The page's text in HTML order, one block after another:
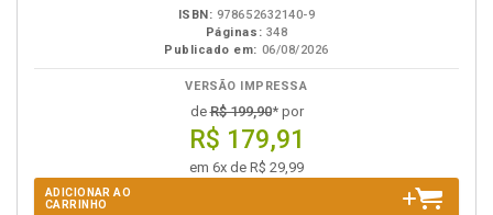
ISBN: 978652632140-9
Páginas: 348
Publicado em: 06/08/2026
VERSÃO IMPRESSA
deR$ 199,90* por
R$ 179,91
em 6x de R$ 29,99
ADICIONAR AO
CARRINHO